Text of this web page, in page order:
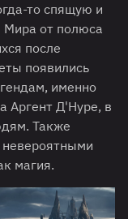
то спящую и
Мира от полюса
после
появились
именно
Аргент Д'Нуре, в
Также
магия.